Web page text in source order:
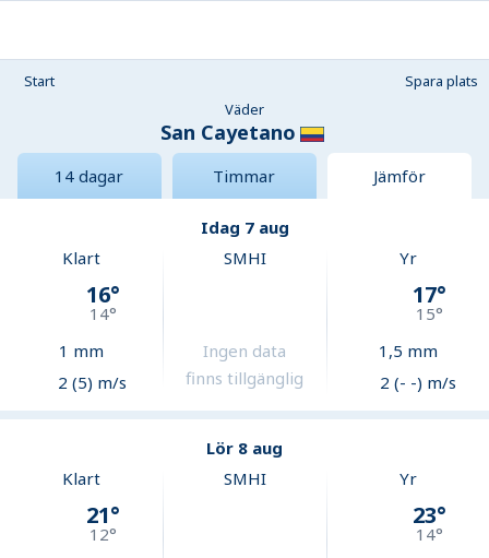
Start
Spara plats
Väder
San Cayetano
14 dagar Timmar Jämför
Idag 7 aug
Klart
16°
14°
1 mm
2 (5) m/s
SMHI
Ingen data
finns tillgänglig
Yr
17°
15°
1,5 mm
2 (- -) m/s
Lör 8 aug
Klart
21°
12°
SMHI Yr
23°
14°